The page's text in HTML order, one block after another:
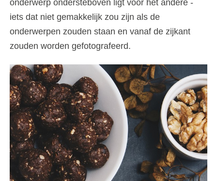
onderwerp ondersteboven ligt voor het andere -
iets dat niet gemakkelijk zou zijn als de
onderwerpen zouden staan ​​en vanaf de zijkant
zouden worden gefotografeerd.